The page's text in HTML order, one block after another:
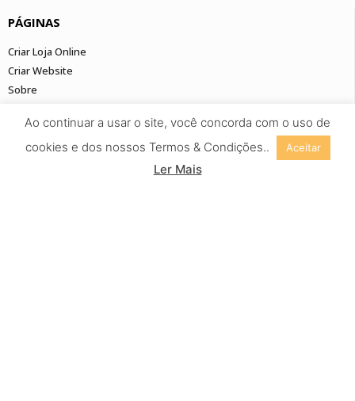
PÁGINAS
Criar Loja Online
Criar Website
Sobre
Ao continuar a usar o site, você concorda com o uso de
cookies e dos nossos Termos & Condições..
Aceitar
Ler Mais